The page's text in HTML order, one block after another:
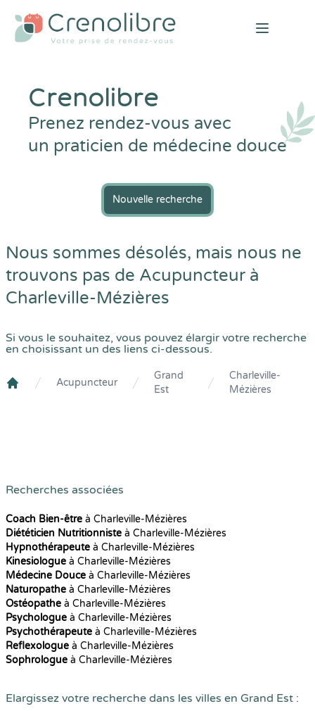
Open
Crenolibre
Prenez rendez-vous avec
un praticien de médecine douce
Nouvelle recherche
Nous sommes désolés, mais nous ne
trouvons pas de Acupuncteur à
Charleville-Mézières
Si vous le souhaitez, vous pouvez élargir votre recherche
en choisissant un des liens ci-dessous.
Acupuncteur
Grand
Est
Charleville-
Mézières
Recherches associées
Coach Bien-être à Charleville-Mézières
Diététicien Nutritionniste à Charleville-Mézières
Hypnothérapeute à Charleville-Mézières
Kinesiologue à Charleville-Mézières
Médecine Douce à Charleville-Mézières
Naturopathe à Charleville-Mézières
Ostéopathe à Charleville-Mézières
Psychologue à Charleville-Mézières
Psychothérapeute à Charleville-Mézières
Reflexologue à Charleville-Mézières
Sophrologue à Charleville-Mézières
Elargissez votre recherche dans les villes en Grand Est :